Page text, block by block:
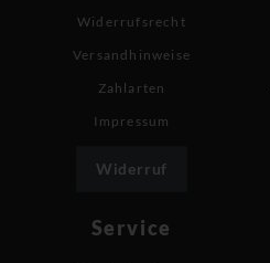
Widerrufsrecht
Versandhinweise
Zahlarten
Impressum
Widerruf
Service